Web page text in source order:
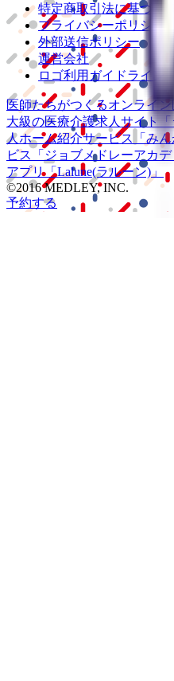
特定商取引法に基づく表
プライバシーポリシー
外部送信ポリシー
運営会社
ロゴ利用ガイドライン
医師たちがつくるオンライ
大級の医療介護求人サイト「
人ホーム紹介サービス
「み
ビス
「ジョブメドレーアカデ
アプリ「Lalune(ラルーン)」
©2016 MEDLEY, INC.
予約する